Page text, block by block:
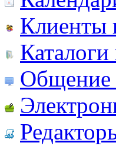
Клиенты
Общение